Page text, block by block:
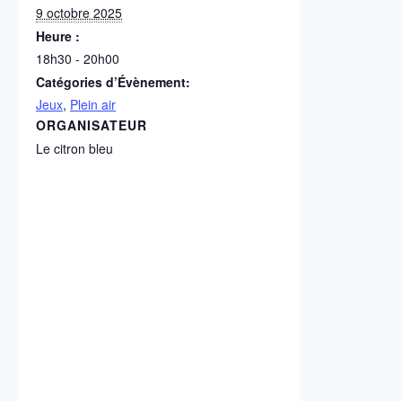
9 octobre 2025
Heure :
18h30 - 20h00
Catégories d’Évènement:
Jeux, Plein air
ORGANISATEUR
Le citron bleu